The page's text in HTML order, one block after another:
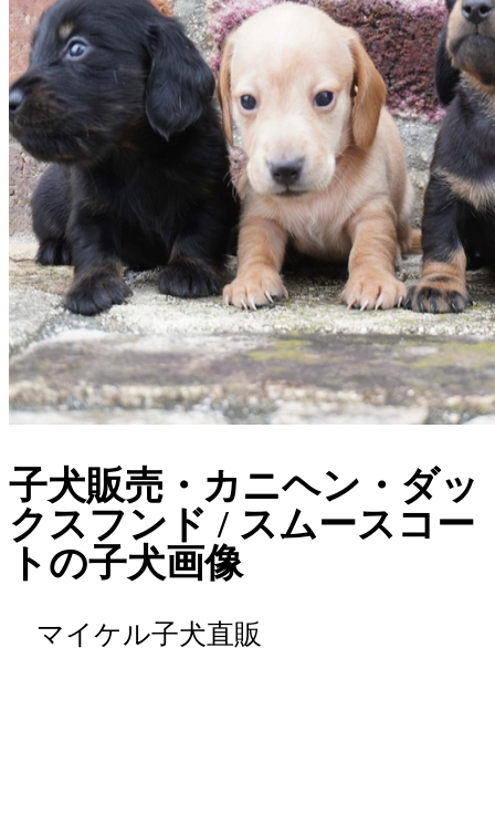
子犬販売・カニヘン・ダッ
クスフンド / スムースコー
トの子犬画像
マイケル子犬直販